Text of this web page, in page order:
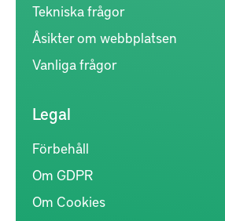
Tekniska frågor
Åsikter om webbplatsen
Vanliga frågor
Legal
Förbehåll
Om GDPR
Om Cookies